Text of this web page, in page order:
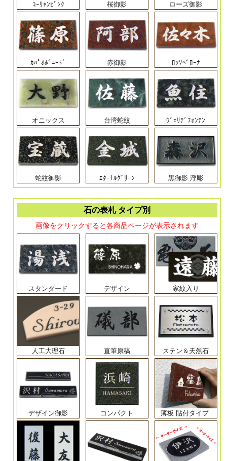
ｺｰﾘｬﾝﾋﾟﾝｸ 桜御影 ローズ御影
ｶﾊﾟｵﾎﾞﾆｰﾄﾞ 赤御影 ﾛｯｿﾍﾞﾛｰﾅ
オニックス 台湾蛇紋 ｳﾞｪﾘﾃﾞﾌｫﾝﾃﾝ
蛇紋御影 ｴﾀｰﾅﾙｸﾞﾘｰﾝ 黒御影 浮彫
石の表札 タイプ別
画像をクリックすると各商品ページが表示されます
スタンダード デザイン 家紋入り
人工大理石 直筆原稿 ステン＆天然石
デザイン御影 コンパクト 薄板 貼付タイプ